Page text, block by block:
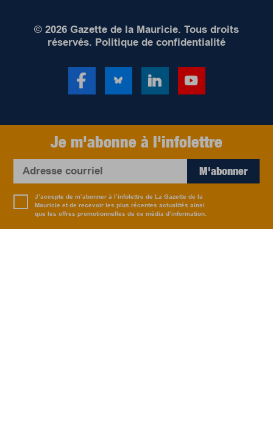
© 2026 Gazette de la Mauricie. Tous droits
réservés. Politique de confidentialité
Je m'abonne à l'infolettre
M'abonner
J’accepte de m’abonner à l’infolettre de La Gazette de la
Mauricie et de recevoir les plus récentes actualités ainsi
que les offres promotionnelles de ce média d’information.